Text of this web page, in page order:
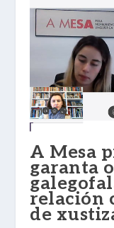
A Mesa
garanta
relación
de